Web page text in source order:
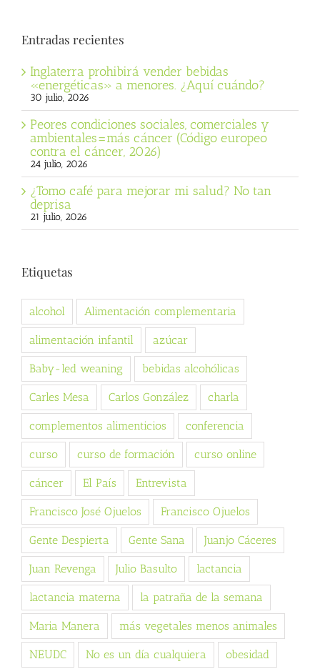
Entradas recientes
Inglaterra prohibirá vender bebidas
«energéticas» a menores. ¿Aquí cuándo?
30 julio, 2026
Peores condiciones sociales, comerciales y
ambientales=más cáncer (Código europeo
contra el cáncer, 2026)
24 julio, 2026
¿Tomo café para mejorar mi salud? No tan
deprisa
21 julio, 2026
Etiquetas
alcohol Alimentación complementaria
alimentación infantil azúcar
Baby-led weaning bebidas alcohólicas
Carles Mesa Carlos González charla
complementos alimenticios conferencia
curso curso de formación curso online
cáncer El País Entrevista
Francisco José Ojuelos Francisco Ojuelos
Gente Despierta Gente Sana Juanjo Cáceres
Juan Revenga Julio Basulto lactancia
lactancia materna la patraña de la semana
Maria Manera más vegetales menos animales
NEUDC No es un día cualquiera obesidad